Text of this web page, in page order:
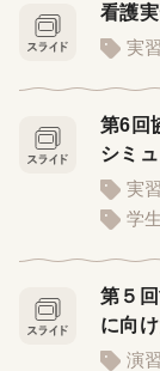
看護
実習
第6回
シミ
実習
学
第５
に向
演習